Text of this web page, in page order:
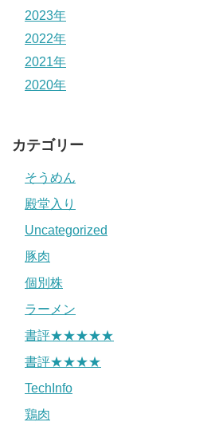
2023年
2022年
2021年
2020年
カテゴリー
そうめん
殿堂入り
Uncategorized
豚肉
個別株
ラーメン
書評★★★★★
書評★★★★
TechInfo
鶏肉